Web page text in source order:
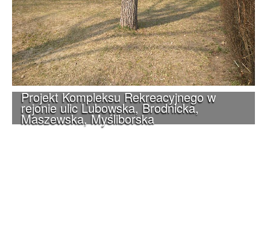
Projekt Kompleksu Rekreacyjnego w
rejonie ulic Lubowska, Brodnicka,
Maszewska, Myśliborska